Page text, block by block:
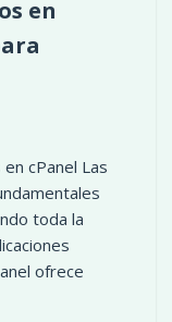
en
cPanel Las
toda la
ofrece